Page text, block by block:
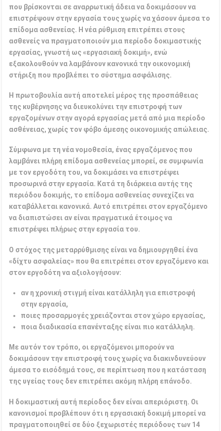
που βρίσκονται σε αναρρωτική άδεια να δοκιμάσουν να
επιστρέψουν στην εργασία τους χωρίς να χάσουν άμεσα το
επίδομα ασθενείας. Η νέα ρύθμιση επιτρέπει στους
ασθενείς να πραγματοποιούν μια περίοδο δοκιμαστικής
εργασίας, γνωστή ως «εργασιακή δοκιμή», ενώ
εξακολουθούν να λαμβάνουν κανονικά την οικονομική
στήριξη που προβλέπει το σύστημα ασφάλισης.
Η πρωτοβουλία αυτή αποτελεί μέρος της προσπάθειας
της κυβέρνησης να διευκολύνει την επιστροφή των
εργαζομένων στην αγορά εργασίας μετά από μια περίοδο
ασθένειας, χωρίς τον φόβο άμεσης οικονομικής απώλειας.
Σύμφωνα με τη νέα νομοθεσία, ένας εργαζόμενος που
λαμβάνει πλήρη επίδομα ασθενείας μπορεί, σε συμφωνία
με τον εργοδότη του, να δοκιμάσει να επιστρέψει
προσωρινά στην εργασία. Κατά τη διάρκεια αυτής της
περιόδου δοκιμής, το επίδομα ασθενείας συνεχίζει να
καταβάλλεται κανονικά. Αυτό επιτρέπει στον εργαζόμενο
να διαπιστώσει αν είναι πραγματικά έτοιμος να
επιστρέψει πλήρως στην εργασία του.
Ο στόχος της μεταρρύθμισης είναι να δημιουργηθεί ένα
«δίχτυ ασφαλείας» που θα επιτρέπει στον εργαζόμενο και
στον εργοδότη να αξιολογήσουν:
αν η χρονική στιγμή είναι κατάλληλη για επιστροφή
στην εργασία,
ποιες προσαρμογές χρειάζονται στον χώρο εργασίας,
ποια διαδικασία επανένταξης είναι πιο κατάλληλη.
Με αυτόν τον τρόπο, οι εργαζόμενοι μπορούν να
δοκιμάσουν την επιστροφή τους χωρίς να διακινδυνεύουν
άμεσα το εισόδημά τους, σε περίπτωση που η κατάσταση
της υγείας τους δεν επιτρέπει ακόμη πλήρη επάνοδο.
Η δοκιμαστική αυτή περίοδος δεν είναι απεριόριστη. Οι
κανονισμοί προβλέπουν ότι η εργασιακή δοκιμή μπορεί να
πραγματοποιηθεί σε δύο ξεχωριστές περιόδους των 14